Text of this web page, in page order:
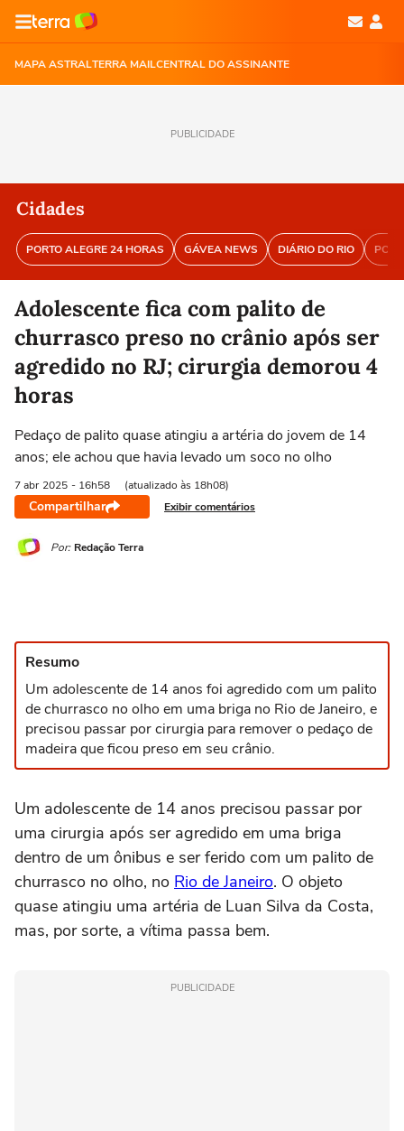
MAPA ASTRALTERRA MAILCENTRAL DO ASSINANTE
PUBLICIDADE
Cidades
PORTO ALEGRE 24 HORAS GÁVEA NEWS DIÁRIO DO RIO
Adolescente fica com palito de
churrasco preso no crânio após ser
agredido no RJ; cirurgia demorou 4
horas
Pedaço de palito quase atingiu a artéria do jovem de 14
anos; ele achou que havia levado um soco no olho
7 abr 2025 - 16h58 (atualizado às 18h08)
Compartilhar Exibir comentários
Por: Redação Terra
Resumo
Um adolescente de 14 anos foi agredido com um palito
de churrasco no olho em uma briga no Rio de Janeiro, e
precisou passar por cirurgia para remover o pedaço de
madeira que ficou preso em seu crânio.
Um adolescente de 14 anos precisou passar por
uma cirurgia após ser agredido em uma briga
dentro de um ônibus e ser ferido com um palito de
churrasco no olho, no Rio de Janeiro. O objeto
quase atingiu uma artéria de Luan Silva da Costa,
mas, por sorte, a vítima passa bem.
PUBLICIDADE